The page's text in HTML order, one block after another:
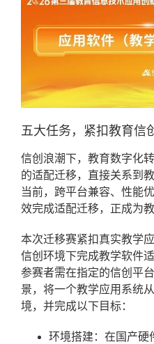
五大任务，紧扣教育信
信创浪潮下，教育数字化
的适配迁移，直接关系到
当前，跨平台兼容、性能
效完成适配迁移，正成为
本次迁移赛紧扣真实教学
信创环境下完成教学软件
参赛者需在指定的信创平
景，将一个教学应用系统
境，并完成以下目标：
环境搭建：在国产硬